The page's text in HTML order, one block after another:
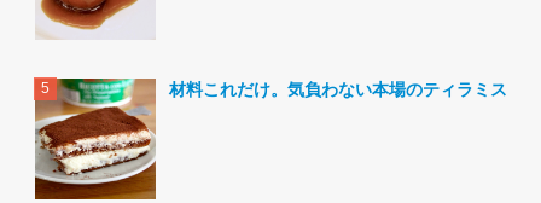
材料これだけ。気負わない本場のティラミス。